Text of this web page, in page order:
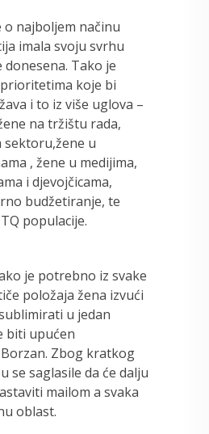
o najboljem načinu
imala svoju svrhu
Tako je
koje bi
i to iz više uglova –
na tržištu rada,
sektoru,žene u
, žene u medijima,
i djevojčicama,
budžetiranje, te
populacije.
je potrebno iz svake
položaja žena izvući
u jedan
biti upućen
Zbog kratkog
se saglasile da će dalju
mailom a svaka
oblast.